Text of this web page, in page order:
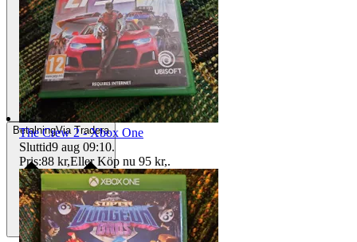
BetalningVia Tradera
The Crew 2 - Xbox One
Sluttid9 aug 09:10.
Pris:88 kr,Eller Köp nu 95 kr,.